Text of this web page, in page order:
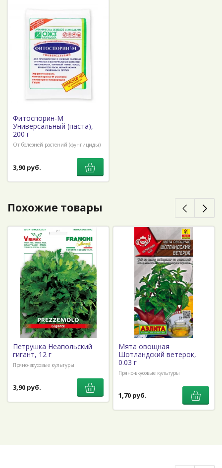
Фитоспорин-М
Универсальный (паста),
200 г
От болезней растений (фунгициды)
3,90 руб.
Похожие товары
Петрушка Неапольский
гигант, 12 г
Пряно-вкусовые культуры
3,90 руб.
Мята овощная
Шотландский ветерок,
0.03 г
Пряно-вкусовые культуры
1,70 руб.